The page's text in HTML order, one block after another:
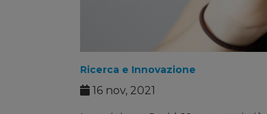
Ricerca e Innovazione
16 nov, 2021